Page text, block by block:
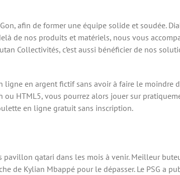
afin de former une équipe solide et soudée.
de nos produits et matériels, nous vous
Collectivités, c’est aussi bénéficier de nos
ligne en argent fictif sans avoir à faire le moindre
HTML5, vous pourrez alors jouer sur
en ligne gratuit sans inscription.
qatari dans les mois à venir. Meilleur
de Kylian Mbappé pour le dépasser. Le PSG a